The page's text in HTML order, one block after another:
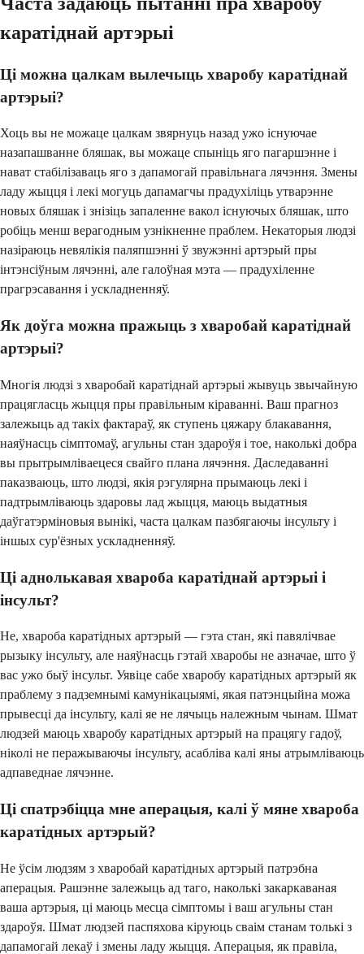
каратіднай артэрыі
Ці можна цалкам вылечыць хваробу каратіднай
артэрыі?
Хоць вы не можаце цалкам звярнуць назад ужо існуючае
назапашванне бляшак, вы можаце спыніць яго пагаршэнне і
нават стабілізаваць яго з дапамогай правільнага лячэння. Змены
ладу жыцця і лекі могуць дапамагчы прадухіліць утварэнне
новых бляшак і знізіць запаленне вакол існуючых бляшак, што
робіць менш верагодным узнікненне праблем. Некаторыя людзі
назіраюць невялікія паляпшэнні ў звужэнні артэрый пры
інтэнсіўным лячэнні, але галоўная мэта — прадухіленне
прагрэсавання і ускладненняў.
Як доўга можна пражыць з хваробай каратіднай
артэрыі?
Многія людзі з хваробай каратіднай артэрыі жывуць звычайную
працягласць жыцця пры правільным кіраванні. Ваш прагноз
залежыць ад такіх фактараў, як ступень цяжару блакавання,
наяўнасць сімптомаў, агульны стан здароўя і тое, наколькі добра
вы прытрымліваецеся свайго плана лячэння. Даследаванні
паказваюць, што людзі, якія рэгулярна прымаюць лекі і
падтрымліваюць здаровы лад жыцця, маюць выдатныя
даўгатэрміновыя вынікі, часта цалкам пазбягаючы інсульту і
іншых сур'ёзных ускладненняў.
Ці аднолькавая хвароба каратіднай артэрыі і
інсульт?
Не, хвароба каратідных артэрый — гэта стан, які павялічвае
рызыку інсульту, але наяўнасць гэтай хваробы не азначае, што ў
вас ужо быў інсульт. Уявіце сабе хваробу каратідных артэрый як
праблему з падземнымі камунікацыямі, якая патэнцыйна можа
прывесці да інсульту, калі яе не лячыць належным чынам. Шмат
людзей маюць хваробу каратідных артэрый на працягу гадоў,
ніколі не перажываючы інсульту, асабліва калі яны атрымліваюць
адпаведнае лячэнне.
Ці спатрэбіцца мне аперацыя, калі ў мяне хвароба
каратідных артэрый?
Не ўсім людзям з хваробай каратідных артэрый патрэбна
аперацыя. Рашэнне залежыць ад таго, наколькі закаркаваная
ваша артэрыя, ці маюць месца сімптомы і ваш агульны стан
здароўя. Шмат людзей паспяхова кіруюць сваім станам толькі з
дапамогай лекаў і змены ладу жыцця. Аперацыя, як правіла,